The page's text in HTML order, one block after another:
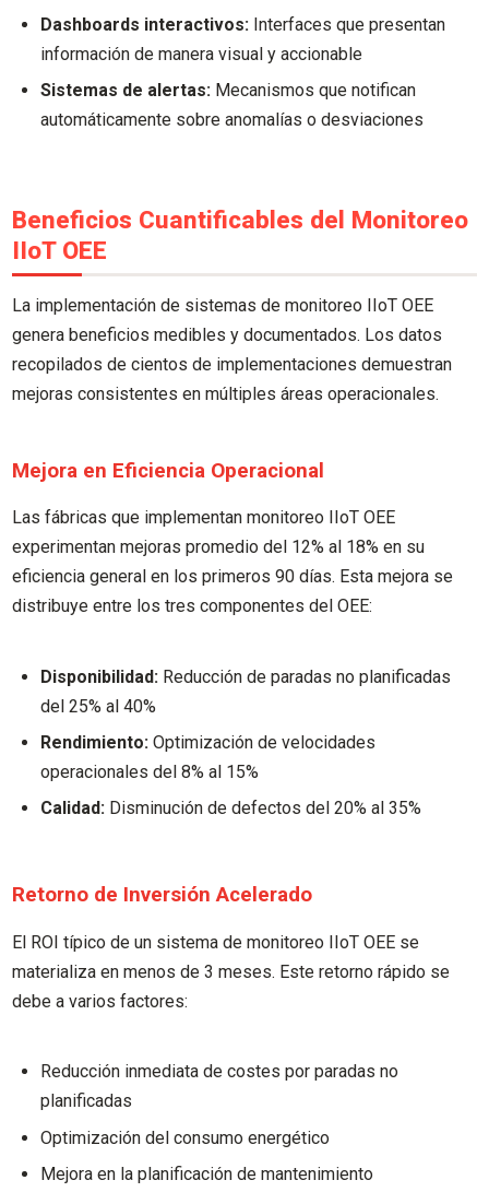
Dashboards interactivos: Interfaces que presentan
información de manera visual y accionable
Sistemas de alertas: Mecanismos que notifican
automáticamente sobre anomalías o desviaciones
Beneficios Cuantificables del Monitoreo
IIoT OEE
La implementación de sistemas de monitoreo IIoT OEE
genera beneficios medibles y documentados. Los datos
recopilados de cientos de implementaciones demuestran
mejoras consistentes en múltiples áreas operacionales.
Mejora en Eficiencia Operacional
Las fábricas que implementan monitoreo IIoT OEE
experimentan mejoras promedio del 12% al 18% en su
eficiencia general en los primeros 90 días. Esta mejora se
distribuye entre los tres componentes del OEE:
Disponibilidad: Reducción de paradas no planificadas
del 25% al 40%
Rendimiento: Optimización de velocidades
operacionales del 8% al 15%
Calidad: Disminución de defectos del 20% al 35%
Retorno de Inversión Acelerado
El ROI típico de un sistema de monitoreo IIoT OEE se
materializa en menos de 3 meses. Este retorno rápido se
debe a varios factores:
Reducción inmediata de costes por paradas no
planificadas
Optimización del consumo energético
Mejora en la planificación de mantenimiento